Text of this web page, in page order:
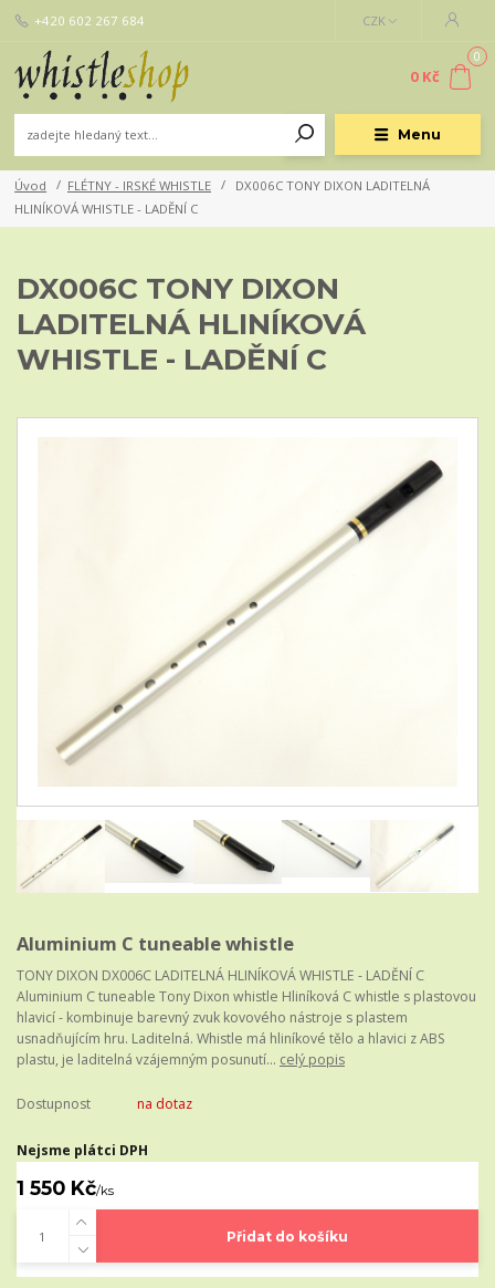
Menu
CZK
+420 602 267 684
0
0 Kč
Úvod FLÉTNY - IRSKÉ WHISTLE
DX006C TONY DIXON LADITELNÁ
HLINÍKOVÁ WHISTLE - LADĚNÍ C
DX006C TONY DIXON
LADITELNÁ HLINÍKOVÁ
WHISTLE - LADĚNÍ C
Aluminium C tuneable whistle
TONY DIXON DX006C LADITELNÁ HLINÍKOVÁ WHISTLE - LADĚNÍ C
Aluminium C tuneable Tony Dixon whistle Hliníková C whistle s plastovou
hlavicí - kombinuje barevný zvuk kovového nástroje s plastem
usnadňujícím hru. Laditelná. Whistle má hliníkové tělo a hlavici z ABS
plastu, je laditelná vzájemným posunutí... celý popis
Dostupnost na dotaz
Nejsme plátci DPH
1 550 Kč/ks
Přidat do košíku